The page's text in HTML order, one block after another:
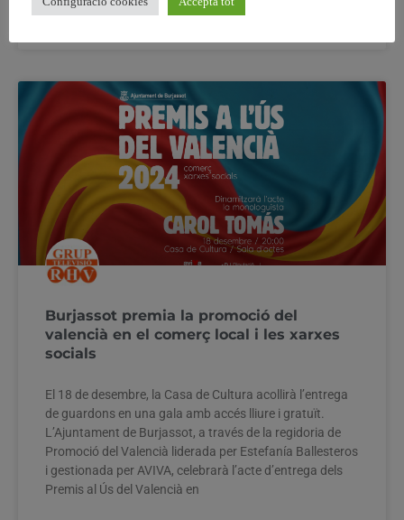
Burjassot premia la promoció del
valencià en el comerç local i les xarxes
socials
El 18 de desembre, la Casa de Cultura acollirà l’entrega
de guardons en una gala amb accés lliure i gratuït.
L’Ajuntament de Burjassot, a través de la regidoria de
Promoció del Valencià liderada per Estefanía Ballesteros
i gestionada per AVIVA, celebrarà l’acte d’entrega dels
Premis al Ús del Valencià en